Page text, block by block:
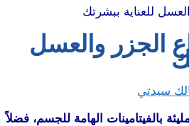
الجزر والعسل
سيدتي
بالفيتامينات الهامة للجسم، فضلاً